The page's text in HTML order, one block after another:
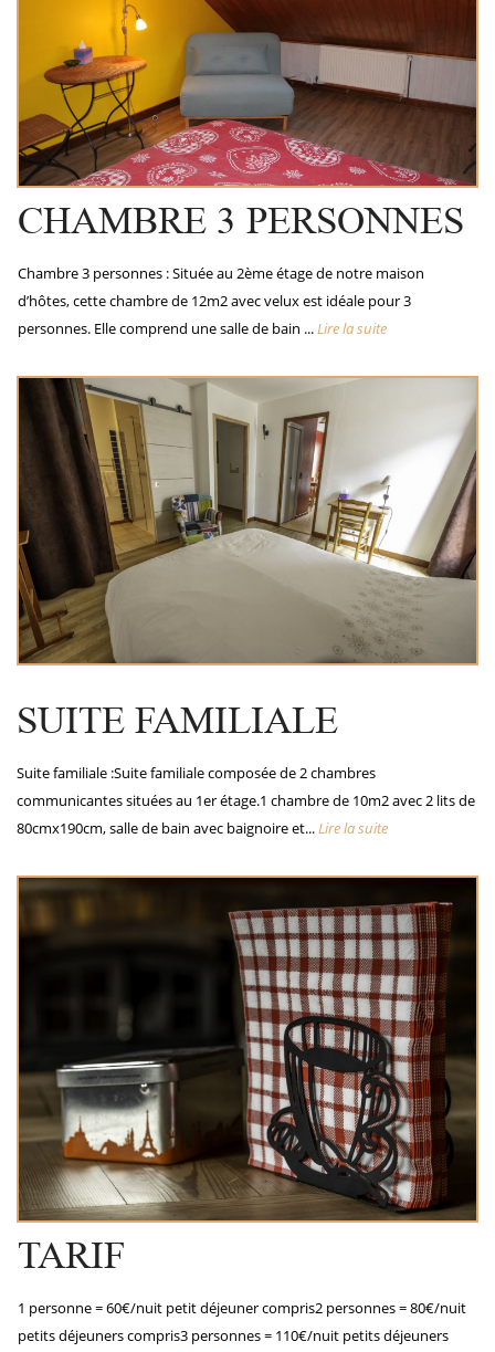
CHAMBRE 3 PERSONNES
Chambre 3 personnes : Située au 2ème étage de notre maison
d’hôtes, cette chambre de 12m2 avec velux est idéale pour 3
personnes. Elle comprend une salle de bain ...Lire la suite
SUITE FAMILIALE
Suite familiale :Suite familiale composée de 2 chambres
communicantes situées au 1er étage.1 chambre de 10m2 avec 2 lits de
80cmx190cm, salle de bain avec baignoire et...Lire la suite
TARIF
1 personne = 60€/nuit petit déjeuner compris2 personnes = 80€/nuit
petits déjeuners compris3 personnes = 110€/nuit petits déjeuners